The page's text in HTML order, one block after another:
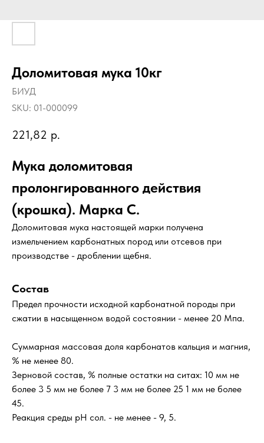
Доломитовая мука 10кг
БИУД
SKU: 01-000099
221,82 р.
Мука доломитовая
пролонгированного действия
(крошка). Марка С.
Доломитовая мука настоящей марки получена
измельчением карбонатных пород или отсевов при
производстве - дроблении щебня.
Состав
Предел прочности исходной карбонатной породы при
сжатии в насыщенном водой состоянии - менее 20 Мпа.
Суммарная массовая доля карбонатов кальция и магния,
% не менее 80.
Зерновой состав, % полные остатки на ситах: 10 мм не
более 3 5 мм не более 7 3 мм не более 25 1 мм не более
45.
Реакция среды рН сол. - не менее - 9, 5.